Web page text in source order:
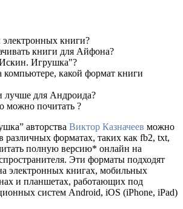
книги?
книги для Айфона?
Игрушка"?
компьютере, какой формат книги
лучше для Андроида?
можно почитать ?
авторства Виктор Казначеев можно
различных форматах, таких как fb2, txt,
полную версию* онлайн на
Эти форматы подходят
электронных книгах, мобильных
и планшетах, работающих под
систем Android, iOS (iPhone, iPad)